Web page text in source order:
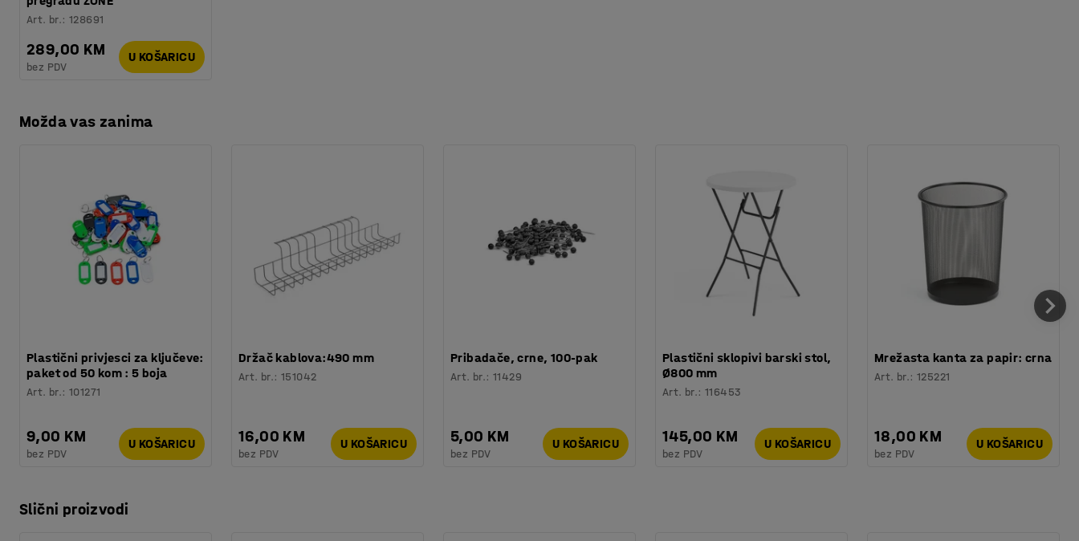
Art. br.:128691
289,00 KM
bez PDV
U KOŠARICU
Možda vas zanima
Plastični privjesci za ključeve:
paket od 50 kom : 5 boja
Art. br.:101271
9,00 KM
bez PDV
U KOŠARICU
Držač kablova:490 mm
Art. br.:151042
16,00 KM
bez PDV
U KOŠARICU
Pribadače, crne, 100-pak
Art. br.:11429
5,00 KM
bez PDV
U KOŠARICU
Plastični sklopivi barski stol,
Ø800 mm
Art. br.:116453
145,00 KM
bez PDV
U KOŠARICU
Mrežasta kanta za papir: crna
Art. br.:125221
18,00 KM
bez PDV
U KOŠARICU
Slični proizvodi